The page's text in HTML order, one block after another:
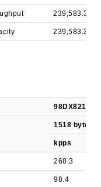
239,583.3
239,583.3
1518 byte
kpps
268.3
98.4